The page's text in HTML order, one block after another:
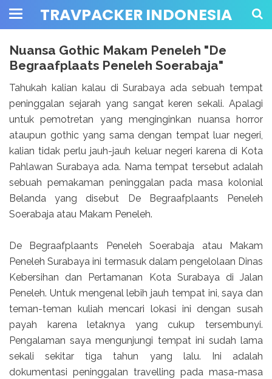
TRAVPACKER INDONESIA
Nuansa Gothic Makam Peneleh "De
Begraafplaats Peneleh Soerabaja"
Tahukah kalian kalau di Surabaya ada sebuah tempat
peninggalan sejarah yang sangat keren sekali. Apalagi
untuk pemotretan yang menginginkan nuansa horror
ataupun gothic yang sama dengan tempat luar negeri,
kalian tidak perlu jauh-jauh keluar negeri karena di Kota
Pahlawan Surabaya ada. Nama tempat tersebut adalah
sebuah pemakaman peninggalan pada masa kolonial
Belanda yang disebut De Begraafplaants Peneleh
Soerabaja atau Makam Peneleh.
De Begraafplaants Peneleh Soerabaja atau Makam
Peneleh Surabaya ini termasuk dalam pengelolaan Dinas
Kebersihan dan Pertamanan Kota Surabaya di Jalan
Peneleh. Untuk mengenal lebih jauh tempat ini, saya dan
teman-teman kuliah mencari lokasi ini dengan susah
payah karena letaknya yang cukup tersembunyi.
Pengalaman saya mengunjungi tempat ini sudah lama
sekali sekitar tiga tahun yang lalu. Ini adalah
dokumentasi peninggalan travelling pada masa-masa